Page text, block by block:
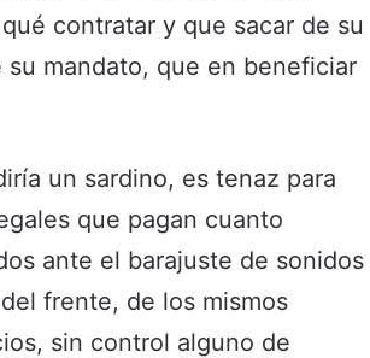
contratar y que sacar de su
mandato, que en beneficiar
un sardino, es tenaz para
que pagan cuanto
ante el barajuste de sonidos
frente, de los mismos
sin control alguno de